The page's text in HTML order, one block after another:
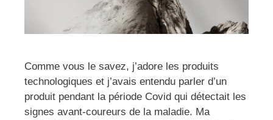
Comme vous le savez, j’adore les produits
technologiques et j’avais entendu parler d’un
produit pendant la période Covid qui détectait les
signes avant-coureurs de la maladie. Ma